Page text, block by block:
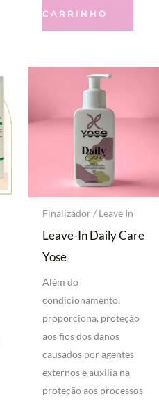
CARRINHO
Finalizador / Leave In
Leave-In Daily Care
Yose
Além do
condicionamento,
proporciona, proteção
aos fios dos danos
causados por agentes
externos e auxilia na
proteção aos processos